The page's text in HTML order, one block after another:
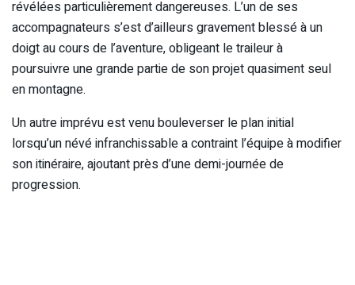
révélées particulièrement dangereuses. L’un de ses
accompagnateurs s’est d’ailleurs gravement blessé à un
doigt au cours de l’aventure, obligeant le traileur à
poursuivre une grande partie de son projet quasiment seul
en montagne.
Un autre imprévu est venu bouleverser le plan initial
lorsqu’un névé infranchissable a contraint l’équipe à modifier
son itinéraire, ajoutant près d’une demi-journée de
progression.